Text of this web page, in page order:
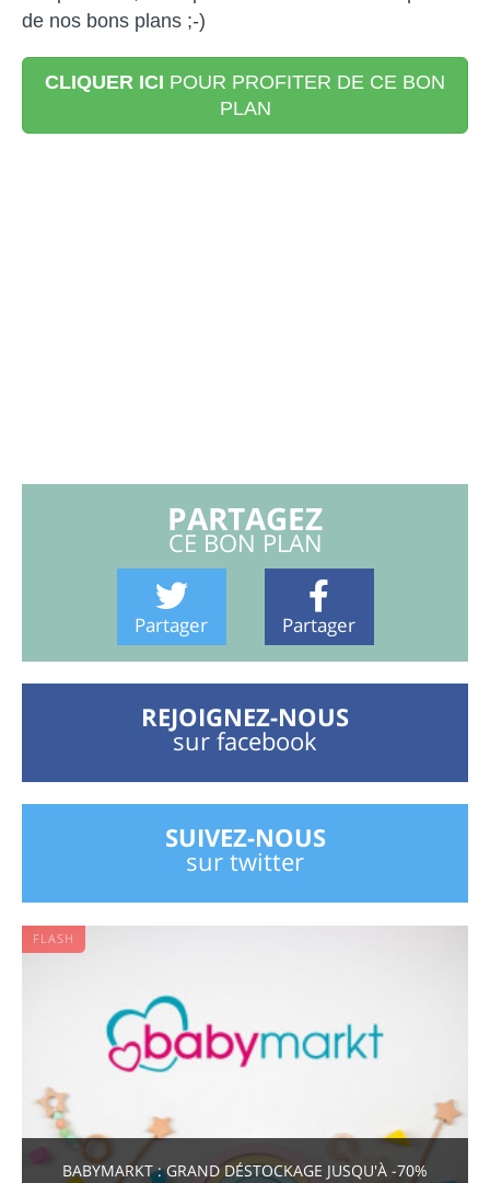
de nos bons plans ;-)
CLIQUER ICI POUR PROFITER DE CE BON
PLAN
PARTAGEZ
CE BON PLAN
Partager Partager
REJOIGNEZ-NOUS
sur facebook
SUIVEZ-NOUS
sur twitter
FLASH
BABYMARKT : GRAND DÉSTOCKAGE JUSQU'À -70%